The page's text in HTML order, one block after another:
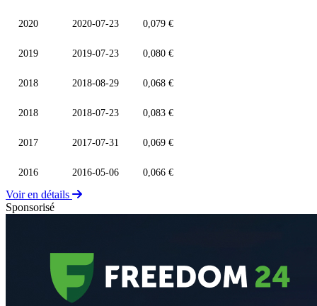
2020 2020-07-23 0,079 €
2019 2019-07-23 0,080 €
2018 2018-08-29 0,068 €
2018 2018-07-23 0,083 €
2017 2017-07-31 0,069 €
2016 2016-05-06 0,066 €
Voir en détails
Sponsorisé